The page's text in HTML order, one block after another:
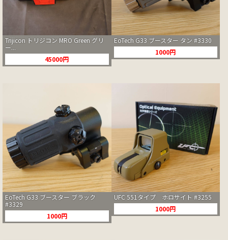
Trijicon トリジコン MRO Green グリ
ー...
45000円
EoTech G33 ブースター タン #3330
1000円
EoTech G33 ブースター ブラック
#3329
1000円
UFC 551タイプ ホロサイト #3255
1000円